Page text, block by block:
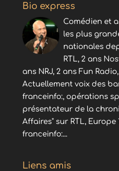
Bio express
Comédien et
les plus
nationales
RTL, 2 ans
ans NRJ, 2 ans Fun
Actuellement voix des
franceinfo:, opérations
présentateur de la
Affaires" sur RTL, Europe
franceinfo:...
Liens amis